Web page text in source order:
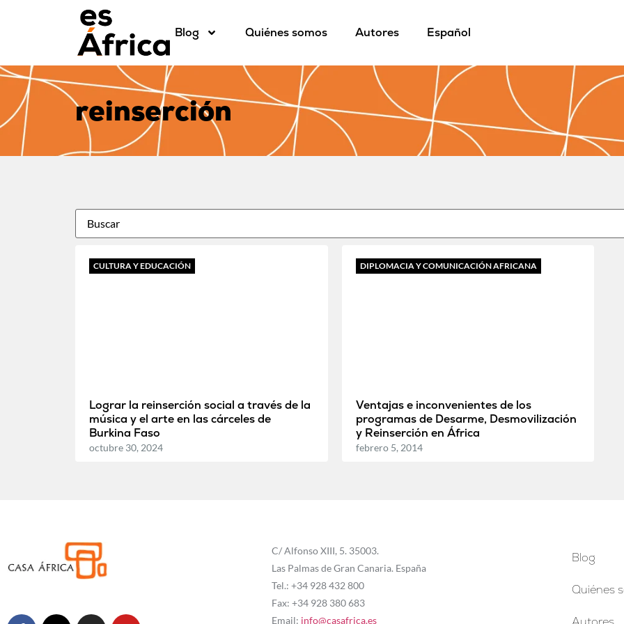
Blog Quiénes somos Autores Español
reinserción
CULTURA Y EDUCACIÓN
Lograr la reinserción social a través de la
música y el arte en las cárceles de
Burkina Faso
octubre 30, 2024
DIPLOMACIA Y COMUNICACIÓN AFRICANA
Ventajas e inconvenientes de los
programas de Desarme, Desmovilización
y Reinserción en África
febrero 5, 2014
C/ Alfonso XIII, 5. 35003.
Las Palmas de Gran Canaria. España
Tel.: +34 928 432 800
Fax: +34 928 380 683
Email: info@casafrica.es
Blog
Quiénes